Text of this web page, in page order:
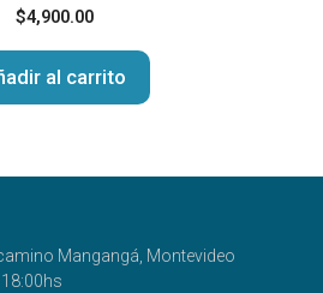
$4,900.00
al carrito
Mangangá, Montevideo